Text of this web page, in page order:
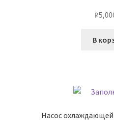
₽
В
Насос